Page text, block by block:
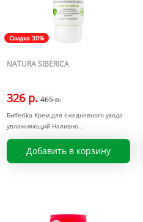
Скидка 30%
NATURA SIBERICA
326 р. 465 р.
Бибerika Крем для ежедневного ухода
увлажняющий Наливно
Добавить в корзину